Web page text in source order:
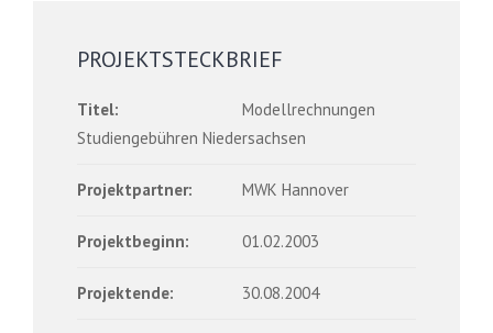
PROJEKTSTECKBRIEF
Titel:
Modellrechnungen
Studiengebühren Niedersachsen
Projektpartner: MWK Hannover
Projektbeginn: 01.02.2003
Projektende: 30.08.2004